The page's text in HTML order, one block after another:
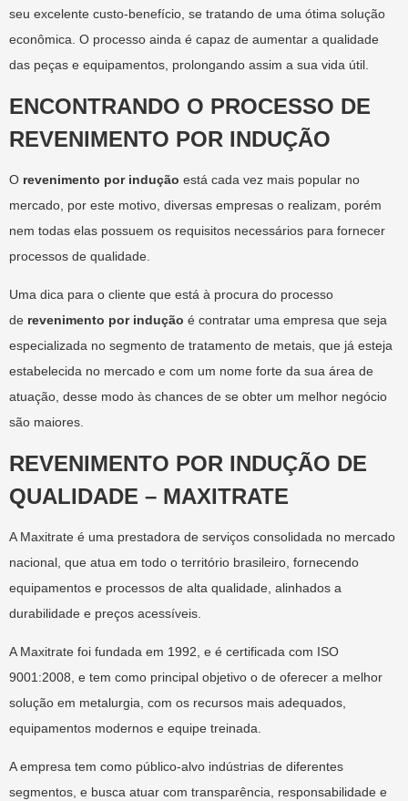
seu excelente custo-benefício, se tratando de uma ótima solução
econômica. O processo ainda é capaz de aumentar a qualidade
das peças e equipamentos, prolongando assim a sua vida útil.
ENCONTRANDO O PROCESSO DE
REVENIMENTO POR INDUÇÃO
O revenimento por indução está cada vez mais popular no
mercado, por este motivo, diversas empresas o realizam, porém
nem todas elas possuem os requisitos necessários para fornecer
processos de qualidade.
Uma dica para o cliente que está à procura do processo
de revenimento por indução é contratar uma empresa que seja
especializada no segmento de tratamento de metais, que já esteja
estabelecida no mercado e com um nome forte da sua área de
atuação, desse modo às chances de se obter um melhor negócio
são maiores.
REVENIMENTO POR INDUÇÃO DE
QUALIDADE – MAXITRATE
A Maxitrate é uma prestadora de serviços consolidada no mercado
nacional, que atua em todo o território brasileiro, fornecendo
equipamentos e processos de alta qualidade, alinhados a
durabilidade e preços acessíveis.
A Maxitrate foi fundada em 1992, e é certificada com ISO
9001:2008, e tem como principal objetivo o de oferecer a melhor
solução em metalurgia, com os recursos mais adequados,
equipamentos modernos e equipe treinada.
A empresa tem como público-alvo indústrias de diferentes
segmentos, e busca atuar com transparência, responsabilidade e